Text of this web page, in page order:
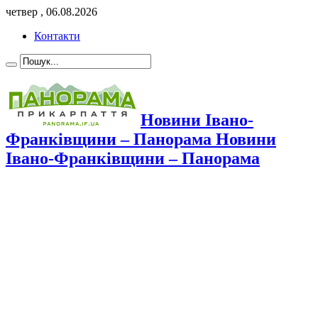
четвер , 06.08.2026
Контакти
Новини Івано-
Франківщини – Панорама Новини
Івано-Франківщини – Панорама